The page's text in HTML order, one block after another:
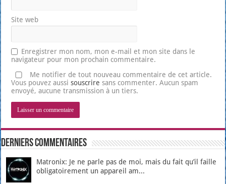
Site web
Enregistrer mon nom, mon e-mail et mon site dans le
navigateur pour mon prochain commentaire.
Me notifier de tout nouveau commentaire de cet article.
Vous pouvez aussisouscrire sans commenter. Aucun spam
envoyé, aucune transmission à un tiers.
Derniers Commentaires
Matronix: Je ne parle pas de moi, mais du fait qu’il faille
obligatoirement un appareil am...